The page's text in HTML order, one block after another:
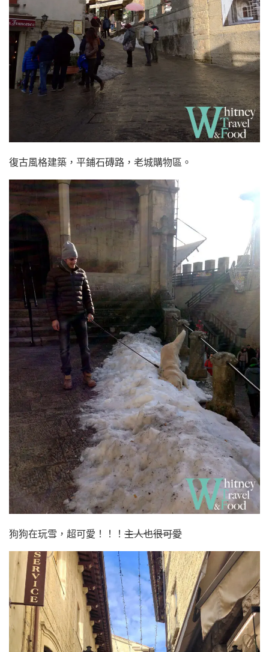
復古風格建築，平鋪石磚路，老城購物區。
狗狗在玩雪，超可愛！！！ 主人也很可愛